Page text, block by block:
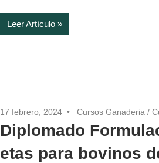
Leer Artículo
17 febrero, 2024 Cursos Ganaderia /
Diplomado
etas para bovinos